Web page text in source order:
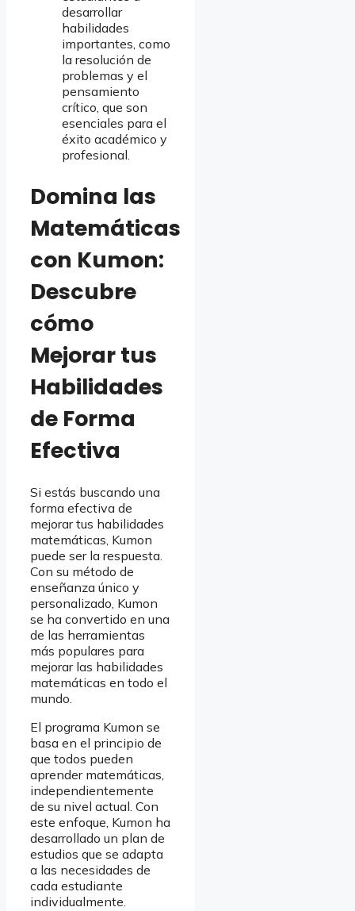
desarrollar
habilidades
importantes, como
la resolución de
problemas y el
pensamiento
crítico, que son
esenciales para el
éxito académico y
profesional.
Domina las
Matemáticas
con Kumon:
Descubre
cómo
Mejorar tus
Habilidades
de Forma
Efectiva
Si estás buscando una
forma efectiva de
mejorar tus habilidades
matemáticas, Kumon
puede ser la respuesta.
Con su método de
enseñanza único y
personalizado, Kumon
se ha convertido en una
de las herramientas
más populares para
mejorar las habilidades
matemáticas en todo el
mundo.
El programa Kumon se
basa en el principio de
que todos pueden
aprender matemáticas,
independientemente
de su nivel actual. Con
este enfoque, Kumon ha
desarrollado un plan de
estudios que se adapta
a las necesidades de
cada estudiante
individualmente.